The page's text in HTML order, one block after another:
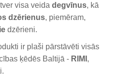
visa veida degvīnus, kā
dzērienus, piemēram,
dzērieni.
ir plaši pārstāvēti visās
ķēdēs Baltijā - RIMI ,